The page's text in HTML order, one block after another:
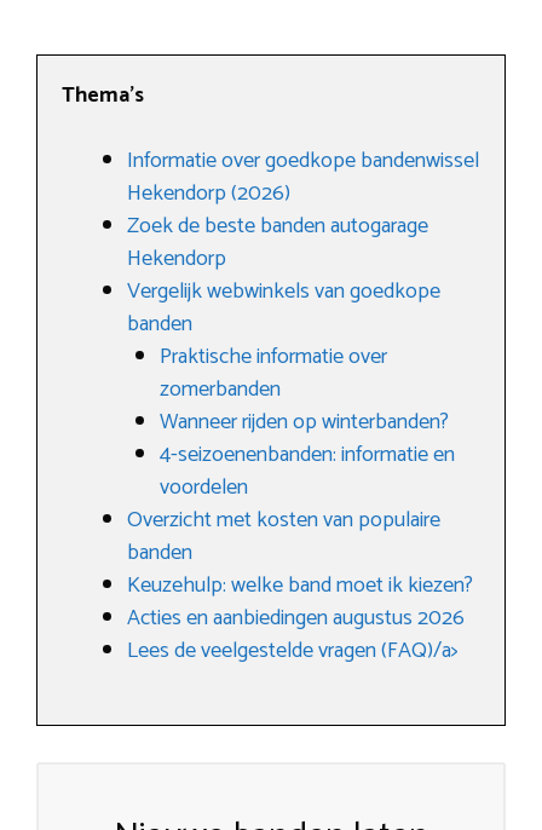
Thema’s
Informatie over goedkope bandenwissel
Hekendorp (2026)
Zoek de beste banden autogarage
Hekendorp
Vergelijk webwinkels van goedkope
banden
Praktische informatie over
zomerbanden
Wanneer rijden op winterbanden?
4-seizoenenbanden: informatie en
voordelen
Overzicht met kosten van populaire
banden
Keuzehulp: welke band moet ik kiezen?
Acties en aanbiedingen augustus 2026
Lees de veelgestelde vragen (FAQ)/a>